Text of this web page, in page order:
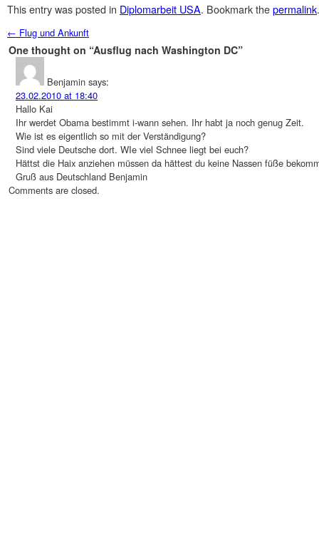
This entry was posted in Diplomarbeit USA. Bookmark thepermalink.
Post navigation
← Flug und Ankunft
One thought on “Ausflug nach Washington DC”
Benjamin says:
23.02.2010 at 18:40
Hallo Kai
Ihr werdet Obama bestimmt i-wann sehen. Ihr habt ja noch genug Zeit.
Wie ist es eigentlich so mit der Verständigung?
Sind viele Deutsche dort. WIe viel Schnee liegt bei euch?
Hättst die Haix anziehen müssen da hättest du keine Nassen füße
Gruß aus Deutschland Benjamin
Comments are closed.